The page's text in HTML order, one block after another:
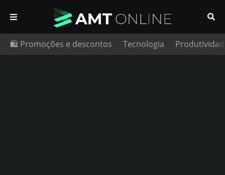
🛍️ Promoções e descontos Tecnologia